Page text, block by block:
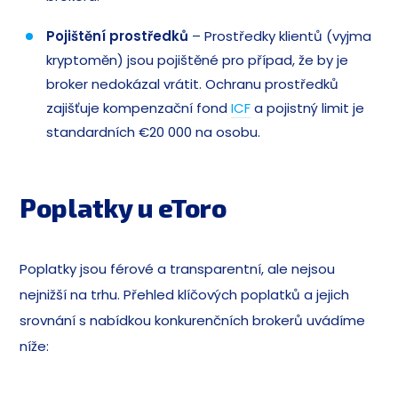
Pojištění prostředků – Prostředky klientů (vyjma
kryptoměn) jsou pojištěné pro případ, že by je
broker nedokázal vrátit. Ochranu prostředků
zajišťuje kompenzační fondICFa pojistný limit je
standardních €20 000 na osobu.
Poplatky u eToro
Poplatky jsou férové a transparentní, ale nejsou
nejnižší na trhu. Přehled klíčových poplatků a jejich
srovnání s nabídkou konkurenčních brokerů uvádíme
níže: